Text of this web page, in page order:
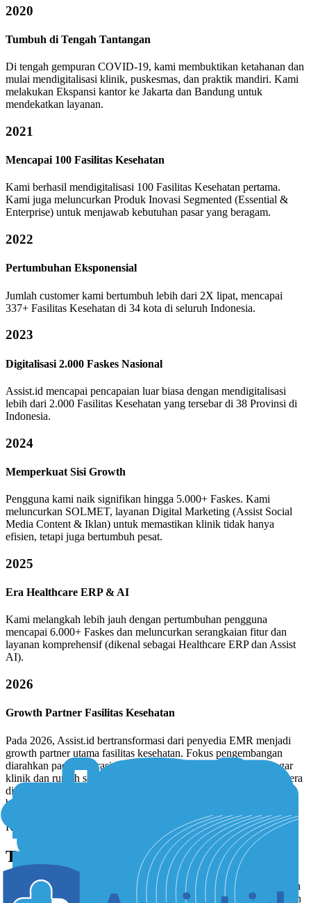
2020
Tumbuh di Tengah Tantangan
Di tengah gempuran COVID-19, kami membuktikan ketahanan dan
mulai mendigitalisasi klinik, puskesmas, dan praktik mandiri. Kami
melakukan Ekspansi kantor ke Jakarta dan Bandung untuk
mendekatkan layanan.
2021
Mencapai 100 Fasilitas Kesehatan
Kami berhasil mendigitalisasi 100 Fasilitas Kesehatan pertama.
Kami juga meluncurkan Produk Inovasi Segmented (Essential &
Enterprise) untuk menjawab kebutuhan pasar yang beragam.
2022
Pertumbuhan Eksponensial
Jumlah customer kami bertumbuh lebih dari 2X lipat, mencapai
337+ Fasilitas Kesehatan di 34 kota di seluruh Indonesia.
2023
Digitalisasi 2.000 Faskes Nasional
Assist.id mencapai pencapaian luar biasa dengan mendigitalisasi
lebih dari 2.000 Fasilitas Kesehatan yang tersebar di 38 Provinsi di
Indonesia.
2024
Memperkuat Sisi Growth
Pengguna kami naik signifikan hingga 5.000+ Faskes. Kami
meluncurkan SOLMET, layanan Digital Marketing (Assist Social
Media Content & Iklan) untuk memastikan klinik tidak hanya
efisien, tetapi juga bertumbuh pesat.
2025
Era Healthcare ERP & AI
Kami melangkah lebih jauh dengan pertumbuhan pengguna
mencapai 6.000+ Faskes dan meluncurkan serangkaian fitur dan
layanan komprehensif (dikenal sebagai Healthcare ERP dan Assist
AI).
2026
Growth Partner Fasilitas Kesehatan
Pada 2026, Assist.id bertransformasi dari penyedia EMR menjadi
growth partner utama fasilitas kesehatan. Fokus pengembangan
diarahkan pada integrasi operasional, data, dan strategi bisnis agar
klinik dan rumah sakit mampu tumbuh, bersaing, dan menang di era
digital melalui ekosistem yang siap skala dan pendampingan
berkelanjutan.
KUNJUNGI KAMI
Temukan kami di sekitar anda
Kami siap membantu Anda memahami lebih dalam tentang layanan
kami, dan bagaimana Assist.id dapat disesuaikan dengan kebutuhan